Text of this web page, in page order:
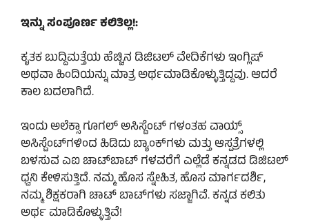
ಇನ್ನು ಸಂಪೂರ್ಣ ಕಲಿತಿಲ್ಲ!:
ಕೃತಕ ಬುದ್ದಿಮತ್ತೆಯ ಹೆಚ್ಚಿನ ಡಿಜಿಟಲ್ ವೇದಿಕೆಗಳು ಇಂಗ್ಲಿಷ್
ಅಥವಾ ಹಿಂದಿಯನ್ನು ಮಾತ್ರ ಅರ್ಥಮಾಡಿಕೊಳ್ಳುತ್ತಿದ್ದವು. ಆದರೆ
ಕಾಲ ಬದಲಾಗಿದೆ.
ಇಂದು ಅಲೆಕ್ಸಾ ಗೂಗಲ್ ಅಸಿಸ್ಟೆಂಟ್ ಗಳಂತಹ ವಾಯ್ಸ್
ಅಸಿಸ್ಟೆಂಟ್‌ಗಳಿಂದ ಹಿಡಿದು ಬ್ಯಾಂಕ್‌ಗಳು ಮತ್ತು ಆಸ್ಪತ್ರೆಗಳಲ್ಲಿ
ಬಳಸುವ ಎಐ ಚಾಟ್‌ಬಾಟ್‌ ಗಳವರೆಗೆ ಎಲ್ಲೆಡೆ ಕನ್ನಡದ ಡಿಜಿಟಲ್
ಧ್ವನಿ ಕೇಳಿಸುತ್ತಿದೆ. ನಮ್ಮ ಹೊಸ ಸ್ನೇಹಿತ, ಹೊಸ ಮಾರ್ಗದರ್ಶಿ,
ನಮ್ಮ ಶಿಕ್ಷಕರಾಗಿ ಚಾಟ್ ಬಾಟ್‌ಗಳು ಸಜ್ಜಾಗಿವೆ. ಕನ್ನಡ ಕಲಿತು
ಅರ್ಥ ಮಾಡಿಕೊಳ್ಳುತ್ತಿವೆ!